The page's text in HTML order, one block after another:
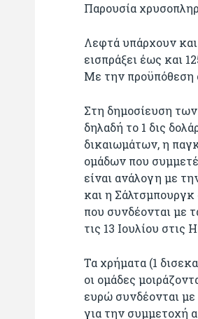
Παρουσία
Λεφτά υπάρχουν
εισπράξει έως και
Με την προϋπόθεση
Στη δημοσίευση
δηλαδή το 1 δις
δικαιωμάτων, η
ομάδων που
είναι ανάλογη με
και η
που συνδέονται με
τις 13 Ιουλίου στις
Τα χρήματα (1
οι ομάδες
ευρώ συνδέονται με
για την συμμετοχή